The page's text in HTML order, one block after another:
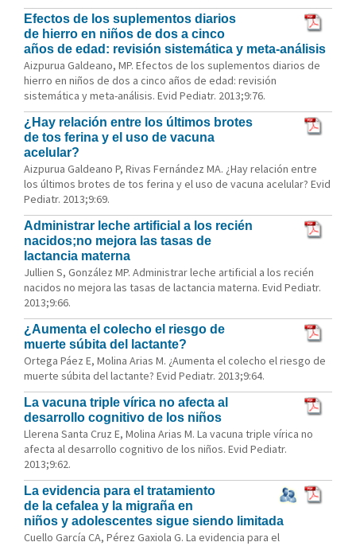
Efectos de los suplementos diarios
de hierro en niños de dos a cinco
años de edad: revisión sistemática y meta-análisis
Aizpurua Galdeano, MP. Efectos de los suplementos diarios de
hierro en niños de dos a cinco años de edad: revisión
sistemática y meta-análisis. Evid Pediatr. 2013;9:76.
¿Hay relación entre los últimos brotes
de tos ferina y el uso de vacuna
acelular?
Aizpurua Galdeano P, Rivas Fernández MA. ¿Hay relación entre
los últimos brotes de tos ferina y el uso de vacuna acelular? Evid
Pediatr. 2013;9:69.
Administrar leche artificial a los recién
nacidos;no mejora las tasas de
lactancia materna
Jullien S, González MP. Administrar leche artificial a los recién
nacidos no mejora las tasas de lactancia materna. Evid Pediatr.
2013;9:66.
¿Aumenta el colecho el riesgo de
muerte súbita del lactante?
Ortega Páez E, Molina Arias M. ¿Aumenta el colecho el riesgo de
muerte súbita del lactante? Evid Pediatr. 2013;9:64.
La vacuna triple vírica no afecta al
desarrollo cognitivo de los niños
Llerena Santa Cruz E, Molina Arias M. La vacuna triple vírica no
afecta al desarrollo cognitivo de los niños. Evid Pediatr.
2013;9:62.
La evidencia para el tratamiento
de la cefalea y la migraña en
niños y adolescentes sigue siendo limitada
Cuello García CA, Pérez Gaxiola G. La evidencia para el